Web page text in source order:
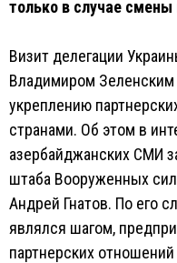
только в случае
Визит делегации
Владимиром
укреплению
странами. Об этом в
азербайджанских СМИ
штаба Вооруженных
Андрей Гнатов. По его
являлся шагом,
партнерских